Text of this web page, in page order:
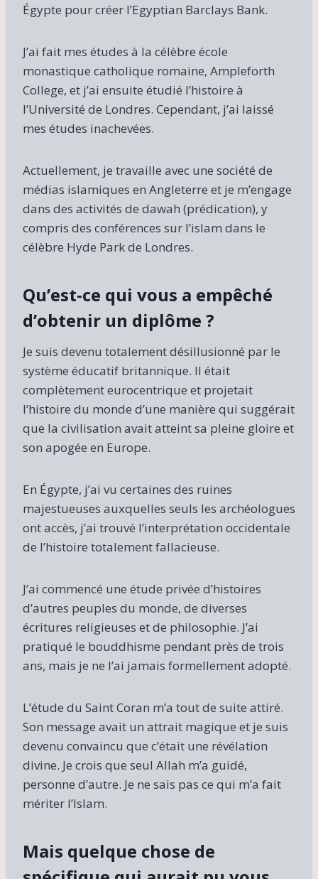
Égypte pour créer l’Egyptian Barclays Bank.
J’ai fait mes études à la célèbre école
monastique catholique romaine, Ampleforth
College, et j’ai ensuite étudié l’histoire à
l’Université de Londres. Cependant, j’ai laissé
mes études inachevées.
Actuellement, je travaille avec une société de
médias islamiques en Angleterre et je m’engage
dans des activités de dawah (prédication), y
compris des conférences sur l’islam dans le
célèbre Hyde Park de Londres.
Qu’est-ce qui vous a empêché
d’obtenir un diplôme ?
Je suis devenu totalement désillusionné par le
système éducatif britannique. Il était
complètement eurocentrique et projetait
l’histoire du monde d’une manière qui suggérait
que la civilisation avait atteint sa pleine gloire et
son apogée en Europe.
En Égypte, j’ai vu certaines des ruines
majestueuses auxquelles seuls les archéologues
ont accès, j’ai trouvé l’interprétation occidentale
de l’histoire totalement fallacieuse.
J’ai commencé une étude privée d’histoires
d’autres peuples du monde, de diverses
écritures religieuses et de philosophie. J’ai
pratiqué le bouddhisme pendant près de trois
ans, mais je ne l’ai jamais formellement adopté.
L’étude du Saint Coran m’a tout de suite attiré.
Son message avait un attrait magique et je suis
devenu convaincu que c’était une révélation
divine. Je crois que seul Allah m’a guidé,
personne d’autre. Je ne sais pas ce qui m’a fait
mériter l’Islam.
Mais quelque chose de